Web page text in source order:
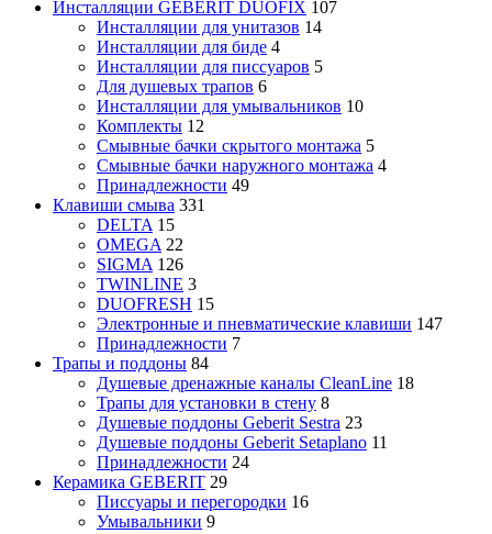
Инсталляции GEBERIT DUOFIX 107
Инсталляции для унитазов 14
Инсталляции для биде 4
Инсталляции для писсуаров 5
Для душевых трапов 6
Инсталляции для умывальников 10
Комплекты 12
Смывные бачки скрытого монтажа 5
Смывные бачки наружного монтажа 4
Принадлежности 49
Клавиши смыва 331
DELTA 15
OMEGA 22
SIGMA 126
TWINLINE 3
DUOFRESH 15
Электронные и пневматические клавиши 147
Принадлежности 7
Трапы и поддоны 84
Душевые дренажные каналы CleanLine 18
Трапы для установки в стену 8
Душевые поддоны Geberit Sestra 23
Душевые поддоны Geberit Setaplano 11
Принадлежности 24
Керамика GEBERIT 29
Писсуары и перегородки 16
Умывальники 9